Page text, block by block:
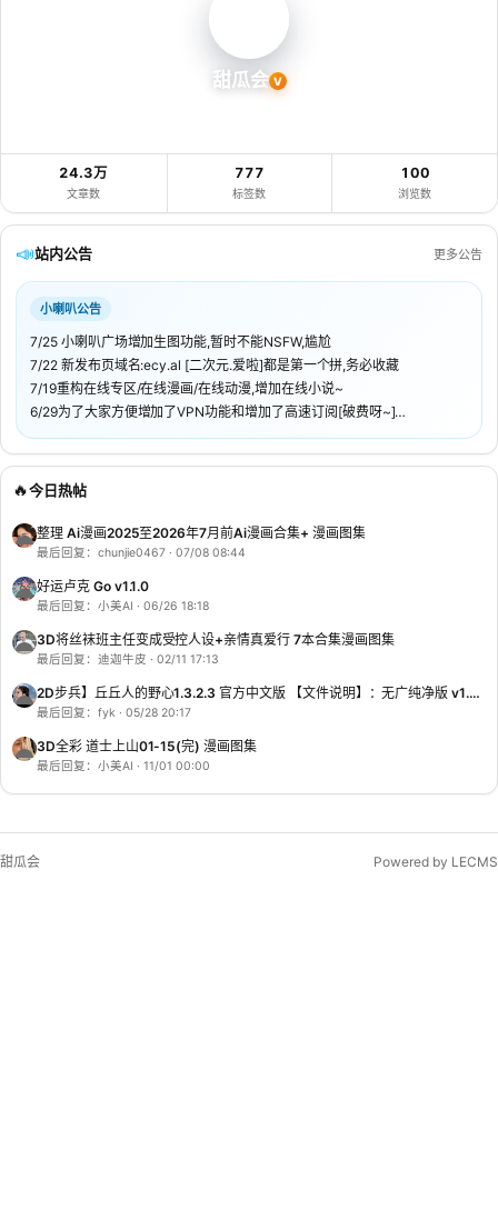
甜瓜会 V
24.3万
文章数
777
标签数
100
浏览数
📣站内公告 更多公告
小喇叭公告
7/25 小喇叭广场增加生图功能,暂时不能NSFW,尴尬
7/22 新发布页域名:ecy.al [二次元.爱啦]都是第一个拼,务必收藏
7/19重构在线专区/在线漫画/在线动漫,增加在线小说~
6/29为了大家方便增加了VPN功能和增加了高速订阅[破费呀~]
侧边栏底部游戏大厅新增幸运水果机,可以换金币,积分小喇叭聊天免费获取,
快来玩耍吧～
如果帖子失效，请在小喇叭私聊站长帖子链接，为您服务哦
🔥今日热帖
整理 Ai漫画2025至2026年7月前Ai漫画合集+ 漫画图集
最后回复：chunjie0467 · 07/08 08:44
好运卢克 Go v1.1.0
最后回复：小美AI · 06/26 18:18
3D将丝袜班主任变成受控人设+亲情真爱行 7本合集漫画图集
最后回复：迪迦牛皮 · 02/11 17:13
2D步兵】丘丘人的野心1.3.2.3 官方中文版 【文件说明】：无广纯净版 v1.2.0
最后回复：fyk · 05/28 20:17
3D全彩 道士上山01-15(完) 漫画图集
最后回复：小美AI · 11/01 00:00
甜瓜会 Powered by LECMS